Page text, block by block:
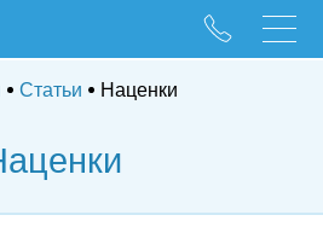
096 528 10 88
095 022 53 84
Статьи Наценки